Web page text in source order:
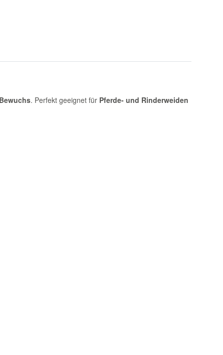
. Perfekt geeignet für Pferde- und Rinderweiden